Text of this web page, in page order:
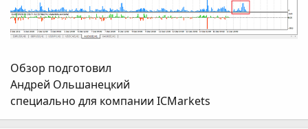
Обзор подготовил
Андрей Ольшанецкий
специально для компании ICMarkets